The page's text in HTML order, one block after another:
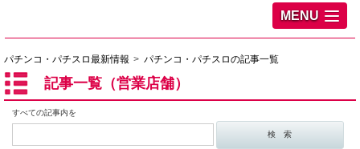
MENU
パチンコ・パチスロ最新情報 パチンコ・パチスロの記事一覧
記事一覧（営業店舗）
すべての記事内を